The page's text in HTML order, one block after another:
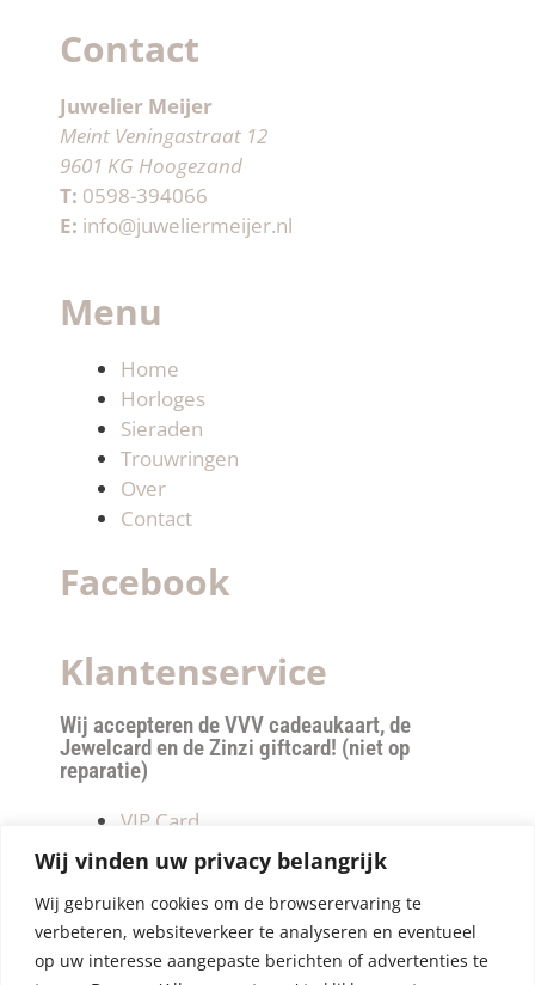
Wij vinden uw privacy belangrijk
Wij gebruiken cookies om de browserervaring te
verbeteren, websiteverkeer te analyseren en eventueel
op uw interesse aangepaste berichten of advertenties te
Contact
Juwelier Meijer
Meint Veningastraat 12
9601 KG Hoogezand
T: 0598-394066
E: info@juweliermeijer.nl
Menu
Home
Horloges
Sieraden
Trouwringen
Over
Contact
Facebook
Klantenservice
Wij accepteren de VVV cadeaukaart, de
Jewelcard en de Zinzi giftcard! (niet op
reparatie)
VIP Card
Retourneren
Betalen & verzendkosten
Privacy Policy
Algemene Voorwaarden